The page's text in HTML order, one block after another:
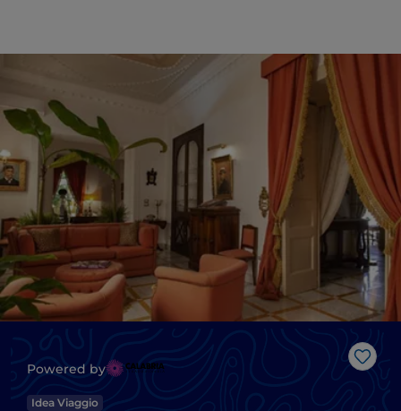
Like
Powered by
Idea Viaggio